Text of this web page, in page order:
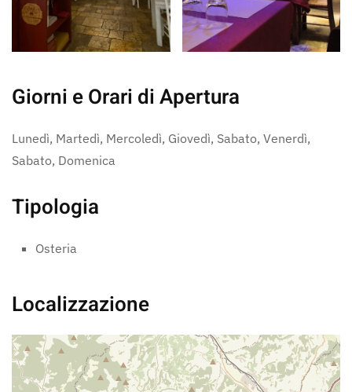
Giorni e Orari di Apertura
Lunedì, Martedì, Mercoledì, Giovedì, Sabato, Venerdì,
Sabato, Domenica
Tipologia
Osteria
Localizzazione